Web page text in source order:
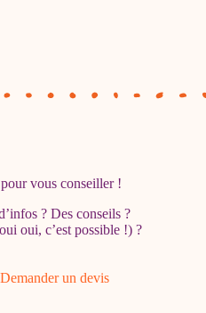
vous conseiller !
? Des conseils ?
oui, c’est possible !) ?
un devis